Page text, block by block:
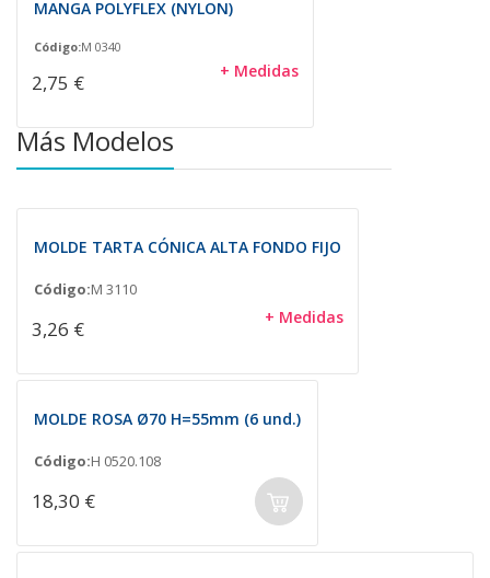
MANGA POLYFLEX (NYLON)
Código:M 0340
2,75 € + Medidas
Más Modelos
MOLDE TARTA CÓNICA ALTA FONDO FIJO
Código:M 3110
3,26 € + Medidas
MOLDE ROSA Ø70 H=55mm (6 und.)
Código:H 0520.108
18,30 €